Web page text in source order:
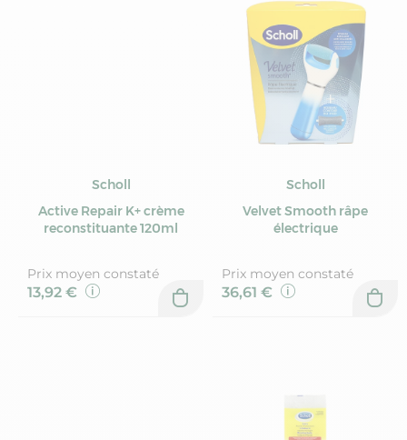
Scholl
Active Repair K+ crème
reconstituante 120ml
Prix moyen constaté
13,92 €
Scholl
Velvet Smooth râpe
électrique
Prix moyen constaté
36,61 €